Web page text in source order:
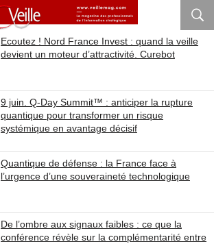
Ecoutez ! Nord France Invest : quand la veille
devient un moteur d’attractivité. Curebot
9 juin. Q-Day Summit™ : anticiper la rupture
quantique pour transformer un risque
systémique en avantage décisif
Quantique de défense : la France face à
l’urgence d’une souveraineté technologique
De l’ombre aux signaux faibles : ce que la
conférence révèle sur la complémentarité entre